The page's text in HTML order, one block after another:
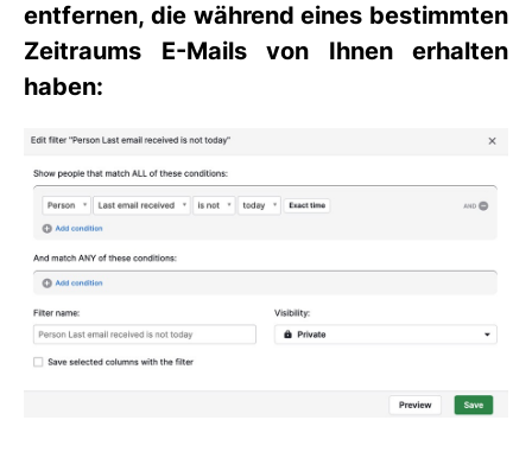
entfernen, die während eines bestimmten
Zeitraums E-Mails von Ihnen erhalten
haben: